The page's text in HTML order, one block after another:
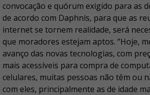
convocação e quórum exigido para as
de acordo com Daphnis, para que as
internet se tornem realidade, será
que moradores estejam aptos. “Hoje,
avanço das novas tecnologias, com
mais acessíveis para compra de
celulares, muitas pessoas não têm ou
com eles, principalmente as de idade